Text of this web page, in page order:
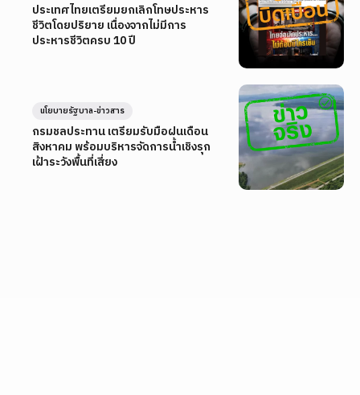
ประเทศไทยเตรียมยกเลิกโทษประหาร
ชีวิตโดยปริยาย เนื่องจากไม่มีการ
ประหารชีวิตครบ 10 ปี
กรมชลประทาน เตรียมรับมือฝนเดือน
สิงหาคม พร้อมบริหารจัดการน้ำเชิงรุก
เฝ้าระวังพื้นที่เสี่ยง
นโยบายรัฐบาล-ข่าวสาร